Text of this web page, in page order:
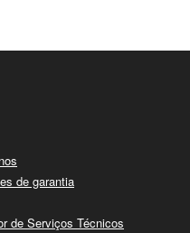
de garantia
de Serviços Técnicos